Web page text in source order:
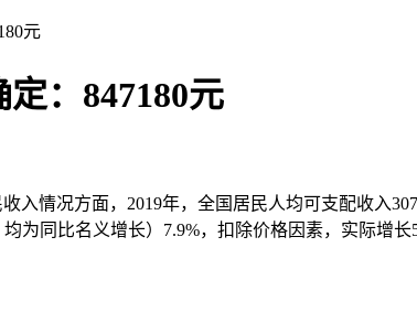
元
：847180元
入情况方面，2019年，全国居民人均可支配收入
为同比名义增长）7.9%，扣除价格因素，实际增